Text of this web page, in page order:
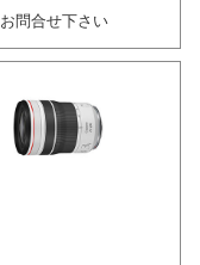
お問合せ下さい